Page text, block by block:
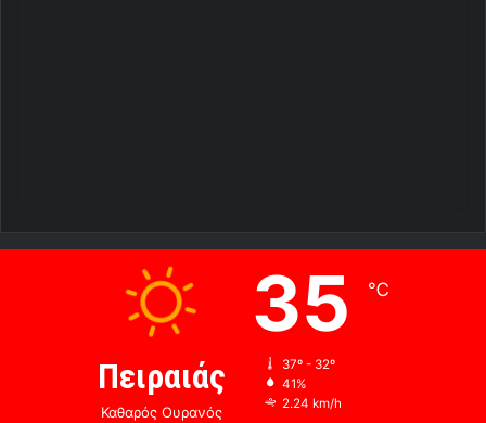
Πειραιάς
Καθαρός Ουρανός
35 ℃
37º - 32º
41%
2.24 km/h